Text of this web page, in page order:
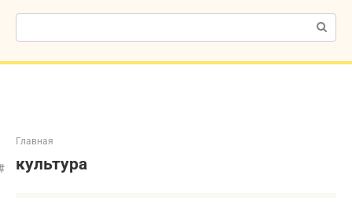
Поиск:
Главная
культура